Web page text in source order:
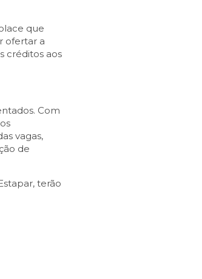
que
ofertar a
créditos aos
Com
vagas,
de
terão